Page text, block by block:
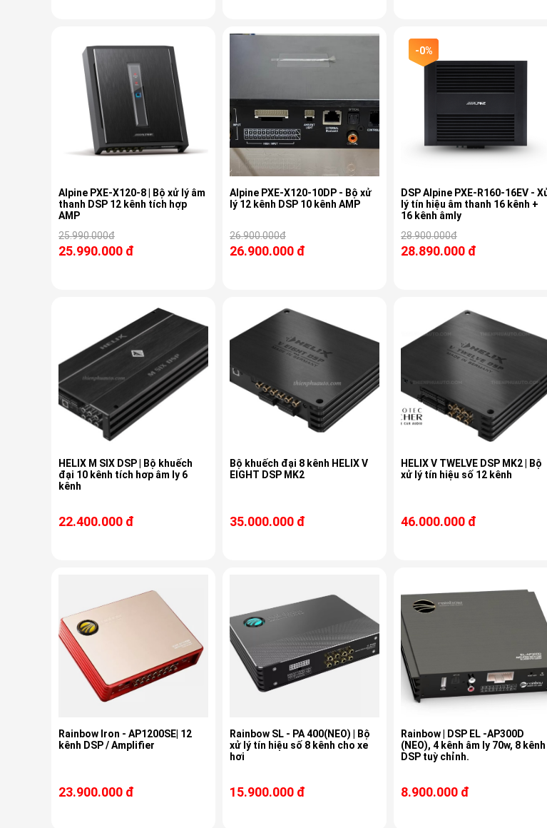
Alpine PXE-X120-8 | Bộ xử lý âm
thanh DSP 12 kênh tích hợp
AMP
25.990.000đ
25.990.000 đ
Alpine PXE-X120-10DP - Bộ xử
lý 12 kênh DSP 10 kênh AMP
26.900.000đ
26.900.000 đ
-0%
DSP Alpine PXE-R160-16EV -
lý tín hiệu âm thanh 16 kênh +
16 kênh âmly
28.900.000đ
28.890.000 đ
HELIX M SIX DSP | Bộ khuếch
đại 10 kênh tích hơp âm ly 6
kênh
22.400.000 đ
Bộ khuếch đại 8 kênh HELIX V
EIGHT DSP MK2
35.000.000 đ
HELIX V TWELVE DSP MK2 | Bộ
xử lý tín hiệu số 12 kênh
46.000.000 đ
Rainbow Iron - AP1200SE| 12
kênh DSP / Amplifier
23.900.000 đ
Rainbow SL - PA 400(NEO) | Bộ
xử lý tín hiệu số 8 kênh cho xe
hơi
15.900.000 đ
Rainbow | DSP EL -AP300D
(NEO), 4 kênh âm ly 70w, 8 kênh
DSP tuỳ chỉnh.
8.900.000 đ